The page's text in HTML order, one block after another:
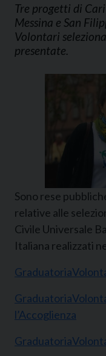
Tre progetti di
Messina e San
Volontari
presentate.
Sono rese
relative alle
Civile Universale
Italiana realizzati
l’Accoglienza